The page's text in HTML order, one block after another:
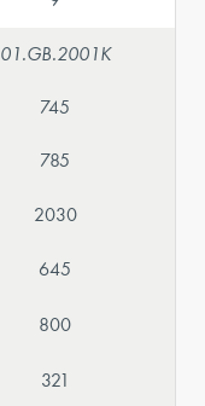
01.GB.2001K
745
785
2030
645
800
321